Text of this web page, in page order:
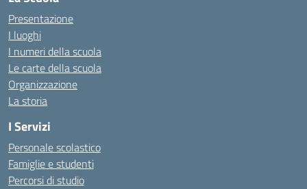
Presentazione
I luoghi
I numeri della scuola
Le carte della scuola
Organizzazione
La storia
I Servizi
Personale scolastico
Famiglie e studenti
Percorsi di studio